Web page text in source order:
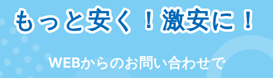
もっと安く！激安に！
WEBからのお問い合わせで